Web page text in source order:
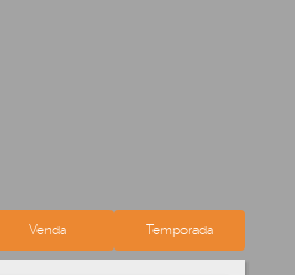
Venda Temporada